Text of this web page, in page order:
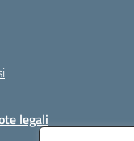
legali